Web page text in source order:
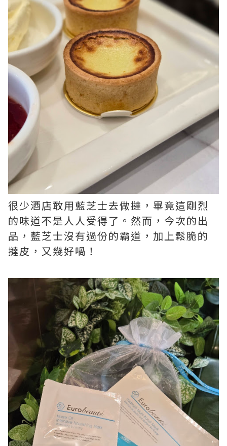
很少酒店敢用藍芝士去做撻，畢竟這剛烈
的味道不是人人受得了。然而，今次的出
品，藍芝士沒有過份的霸道，加上鬆脆的
撻皮，又幾好喎！